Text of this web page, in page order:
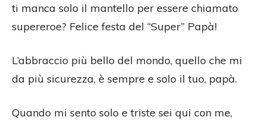
ti manca solo il mantello per essere chiamato
supereroe? Felice festa del “Super” Papà!
L’abbraccio più bello del mondo, quello che mi
da più sicurezza, è sempre e solo il tuo, papà.
Quando mi sento solo e triste sei qui con me,